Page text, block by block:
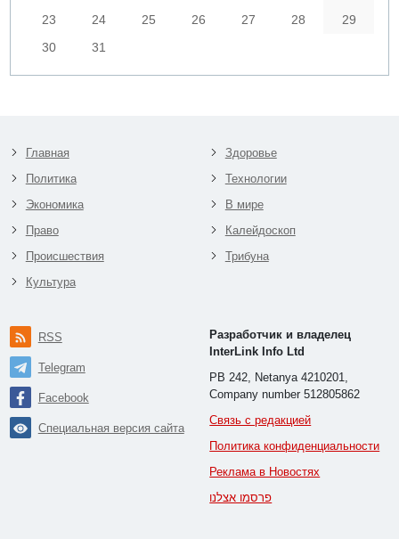
23
24 25 26 27 28
29
30
31
Главная
Политика
Экономика
Право
Происшествия
Культура
Здоровье
Технологии
В мире
Калейдоскоп
Трибуна
RSS
Telegram
Facebook
Специальная версия сайта
Разработчик и владелец
InterLink Info Ltd
PB 242, Netanya 4210201,
Company number 512805862
Связь с редакцией
Политика конфиденциальности
Реклама в Новостях
פרסמו אצלנו